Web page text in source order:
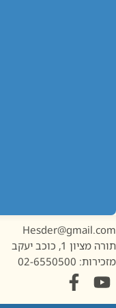
1, כוכב יעקב
02-6550500